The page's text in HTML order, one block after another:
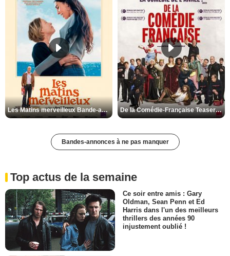
Les Matins merveilleux Bande-annonce VF De la Comédie-Française Teaser VF
Bandes-annonces à ne pas manquer
Top actus de la semaine
Ce soir entre amis : Gary
Oldman, Sean Penn et Ed
Harris dans l'un des meilleurs
thrillers des années 90
injustement oublié !